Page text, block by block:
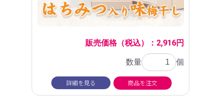
販売価格（税込）：2,916円
数量 個
詳細を見る 商品を注文